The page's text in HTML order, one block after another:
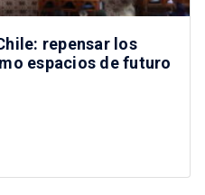
repensar los
espacios de futuro